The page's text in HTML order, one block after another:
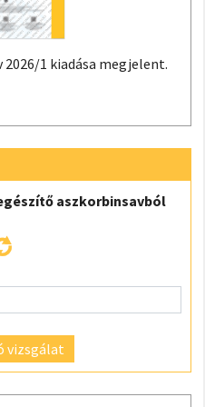
2026/1 kiadása megjelent.
aszkorbinsavból
vizsgálat